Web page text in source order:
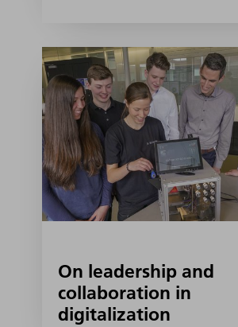
On leadership and
collaboration in
digitalization